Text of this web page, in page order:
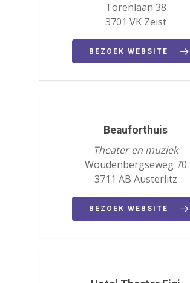
Torenlaan 38
3701 VK Zeist
BEZOEK WEBSITE
Beauforthuis
Theater en muziek
Woudenbergseweg 70
3711 AB Austerlitz
BEZOEK WEBSITE